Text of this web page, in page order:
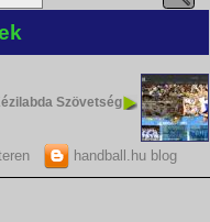
Szövetség
handball.hu blog